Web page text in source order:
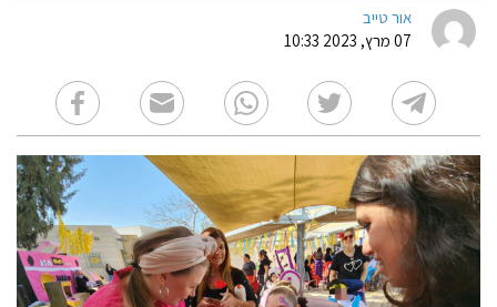
אור טייב
07 מרץ, 2023 10:33